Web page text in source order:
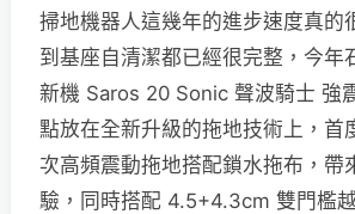
掃地機器人這幾年的進步速度真的
到基座自清潔都已經很完整，今年
新機 Saros 20 Sonic 聲波騎士 強
點放在全新升級的拖地技術上，首
次高頻震動拖地搭配鎖水拖布，帶
驗，同時搭配 4.5+4.3cm 雙門檻